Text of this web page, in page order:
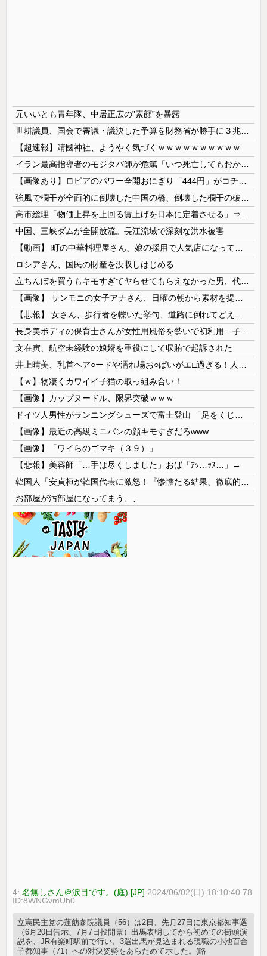
元いいとも青年隊、中居正広の”素顔”を暴露
【超速報】靖國神社、ようやく気づくｗｗｗｗｗｗｗｗｗｗ
中国、三峡ダムが全開放流。長江流域で深刻な洪水被害
ロシアさん、国民の財産を没収しはじめる
文在寅、航空未経験の娘婿を重役にして収賄で起訴された
【ｗ】物凄くカワイイ子猫の取っ組み合い！
【画像】カップヌードル、限界突破ｗｗｗ
【画像】最近の高級ミニバンの顔キモすぎだろwww
【画像】「ワイらのゴマキ（３９）」
【悲報】美容師「…手は尽くしました」おば「ｱｯ…ｯｽ…」→
お部屋が汚部屋になってまう、、
4:名無しさん＠涙目です。(庭) [JP] 2024/06/02(日) 18:10:40.78
ID:8WNGvmUh0
立憲民主党の蓮舫参院議員（56）は2日、先月27日に東京都知事選
（6月20日告示、7月7日投開票）出馬表明してから初めての街頭演
説を、JR有楽町駅前で行い、3選出馬が見込まれる現職の小池百合
子都知事（71）への対決姿勢をあらためて示した。(略